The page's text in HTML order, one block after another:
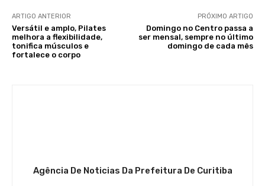
ARTIGO ANTERIOR
Versátil e amplo, Pilates
melhora a flexibilidade,
tonifica músculos e
fortalece o corpo
PRÓXIMO ARTIGO
Domingo no Centro passa a
ser mensal, sempre no último
domingo de cada mês
Agência De Noticias Da Prefeitura De Curitiba